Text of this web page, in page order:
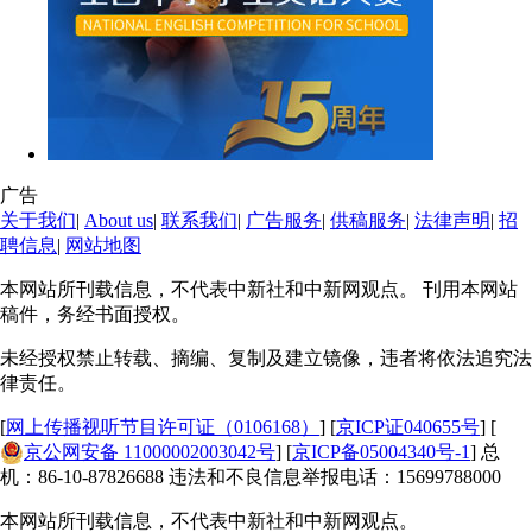
广告
关于我们| About us| 联系我们| 广告服务| 供稿服务| 法律声明| 招
聘信息| 网站地图
本网站所刊载信息，不代表中新社和中新网观点。 刊用本网站
稿件，务经书面授权。
未经授权禁止转载、摘编、复制及建立镜像，违者将依法追究法
律责任。
[网上传播视听节目许可证（0106168） ] [京ICP证040655号] [
京公网安备 11000002003042号] [京ICP备05004340号-1] 总
机：86-10-87826688 违法和不良信息举报电话：15699788000
本网站所刊载信息，不代表中新社和中新网观点。